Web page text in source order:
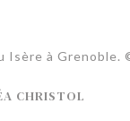
Isère à Grenoble.
CHRISTOL